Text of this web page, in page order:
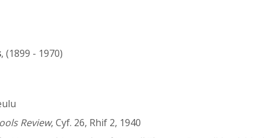
, (1899 - 1970)
Review, Cyf. 26, Rhif 2, 1940